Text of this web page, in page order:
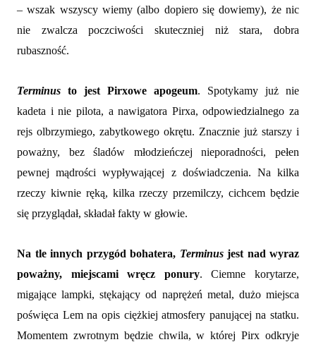
– wszak wszyscy wiemy (albo dopiero się dowiemy), że nic
nie zwalcza poczciwości skuteczniej niż stara, dobra
rubaszność.
Terminus to jest Pirxowe apogeum. Spotykamy już nie
kadeta i nie pilota, a nawigatora Pirxa, odpowiedzialnego za
rejs olbrzymiego, zabytkowego okrętu. Znacznie już starszy i
poważny, bez śladów młodzieńczej nieporadności, pełen
pewnej mądrości wypływającej z doświadczenia. Na kilka
rzeczy kiwnie ręką, kilka rzeczy przemilczy, cichcem będzie
się przyglądał, składał fakty w głowie.
Na tle innych przygód bohatera, Terminusjest nad wyraz
poważny, miejscami wręcz ponury. Ciemne korytarze,
migające lampki, stękający od naprężeń metal, dużo miejsca
poświęca Lem na opis ciężkiej atmosfery panującej na statku.
Momentem zwrotnym będzie chwila, w której Pirx odkryje